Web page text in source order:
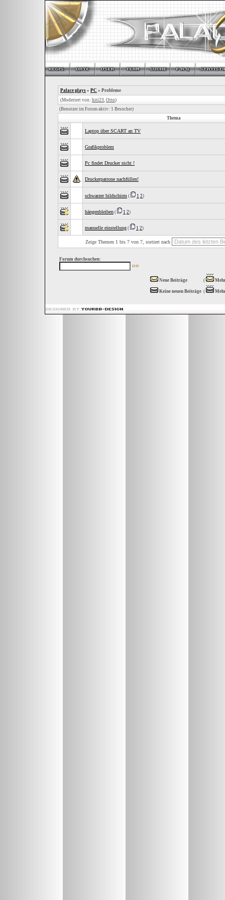
Palace plays » PC » Probleme
(Moderiert von: hiti23, Otto)
(Benutzer im Forum aktiv: 1 Besucher)
Thema
Laptop über SCART an TV
Grafikproblem
Pc findet Drucker nicht !
Druckerpatrone nachfüllen!
schwarzer bildschirm ( 1 2)
hängenbleiben ( 1 2)
manuelle einstellung ( 1 2)
Zeige Themen 1 bis 7 von 7, sortiert nach
Forum durchsuchen:
Neue Beiträge (
Keine neuen Beiträge (